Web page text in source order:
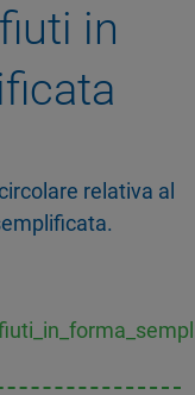
in
relativa al